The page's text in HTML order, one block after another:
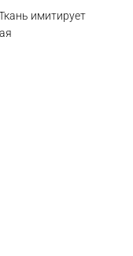
имитирует